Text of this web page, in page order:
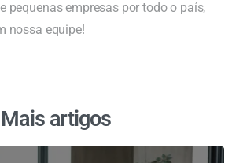
pequenas empresas por todo o país,
nossa equipe!
Mais artigos